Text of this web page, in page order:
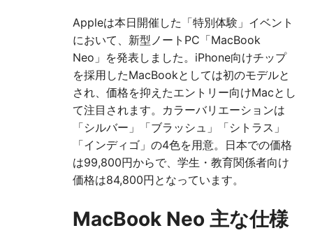
Appleは本日開催した「特別体験」イベント
において、新型ノートPC「MacBook
Neo」を発表しました。iPhone向けチップ
を採用したMacBookとしては初のモデルと
され、価格を抑えたエントリー向けMacとし
て注目されます。カラーバリエーションは
「シルバー」「ブラッシュ」「シトラス」
「インディゴ」の4色を用意。日本での価格
は99,800円からで、学生・教育関係者向け
価格は84,800円となっています。
MacBook Neo 主な仕様